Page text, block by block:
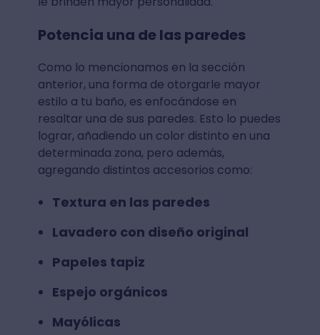
Potencia una de las paredes
Como lo mencionamos en la sección
anterior, una forma de otorgarle mayor
estilo a tu baño, es enfocándose en
resaltar una de sus paredes. Esto lo puedes
lograr, añadiendo un color distinto en una
determinada zona, pero además,
agregando distintos accesorios como:
Textura en las paredes
Lavadero con diseño original
Papeles tapiz
Espejo orgánicos
Mayólicas